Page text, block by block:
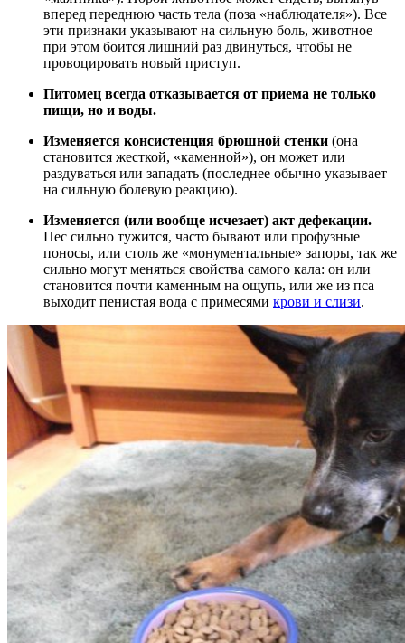
вперед переднюю часть тела (поза «наблюдателя»). Все
эти признаки указывают на сильную боль, животное
при этом боится лишний раз двинуться, чтобы не
провоцировать новый приступ.
Питомец всегда отказывается от приема не только
пищи, но и воды.
Изменяется консистенция брюшной стенки (она
становится жесткой, «каменной»), он может или
раздуваться или западать (последнее обычно указывает
на сильную болевую реакцию).
Изменяется (или вообще исчезает) акт дефекации.
Пес сильно тужится, часто бывают или профузные
поносы, или столь же «монументальные» запоры, так же
сильно могут меняться свойства самого кала: он или
становится почти каменным на ощупь, или же из пса
выходит пенистая вода с примесями крови и слизи.